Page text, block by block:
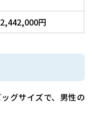
2,442,000円
グサイズで、男性の